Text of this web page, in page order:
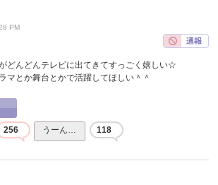
PM
どんどんテレビに出てきてすっごく嬉しい☆
マとか舞台とかで活躍してほしい＾＾
256 うーん… 118